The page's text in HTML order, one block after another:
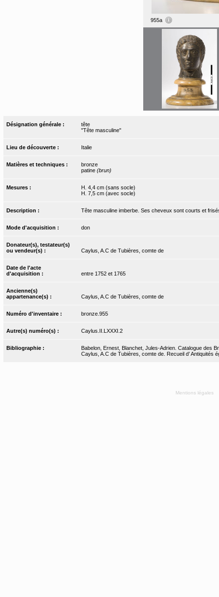
955a
Désignation générale :
tête
"Tête masculine"
Lieu de découverte : Italie
Matières et techniques :
bronze
patine (brun)
Mesures :
H. 4,4 cm (sans socle)
H. 7,5 cm (avec socle)
Description : Tête masculine imberbe. Ses cheveux sont courts et
Mode d'acquisition : don
Donateur(s), testateur(s)
ou vendeur(s) :
Caylus, A.C de Tubières, comte de
Date de l'acte
d'acquisition :
entre 1752 et 1765
Ancienne(s)
appartenance(s) :
Caylus, A.C de Tubières, comte de
Numéro d'inventaire : bronze.955
Autre(s) numéro(s) : Caylus.II.LXXXI.2
Bibliographie :
Babelon, Ernest, Blanchet, Jules-Adrien. Catalogue des
Caylus, A.C de Tubières, comte de. Recueil d’
Mentions légales